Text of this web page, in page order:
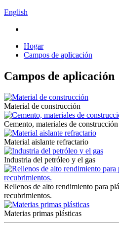
English
Hogar
Campos de aplicación
Campos de aplicación
Material de construcción
Cemento, materiales de construcción
Material aislante refractario
Industria del petróleo y el gas
Rellenos de alto rendimiento para
recubrimientos.
Materias primas plásticas